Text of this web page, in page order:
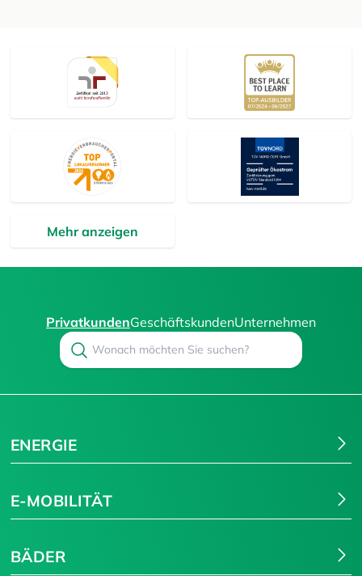
Mehr anzeigen
PrivatkundenGeschäftskundenUnternehmen
Search
ENERGIE
E-MOBILITÄT
BÄDER